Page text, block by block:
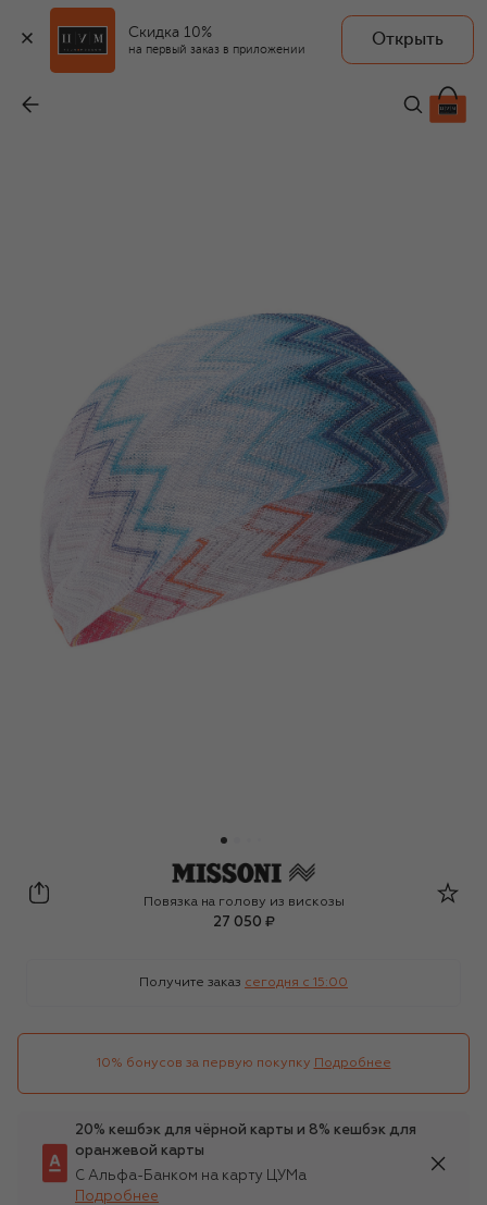
Скидка 10%
на первый заказ в приложении
Открыть
27 050 ₽
Missoni
Повязка на голову из вискозы
27 050 ₽
Получите заказ сегодня c 15:00
10% бонусов за первую покупку Подробнее
20% кешбэк для чёрной карты и 8% кешбэк для
оранжевой карты
С Альфа-Банком на карту ЦУМа
Подробнее